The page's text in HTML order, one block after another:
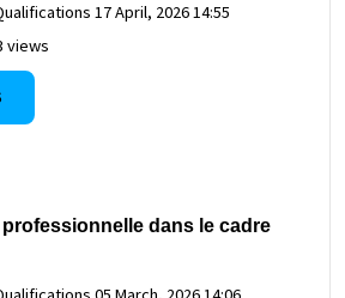
17 April, 2026 14:55
views
dans le cadre